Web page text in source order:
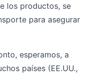
los productos, se
para asegurar
esperamos, a
países (EE.UU.,